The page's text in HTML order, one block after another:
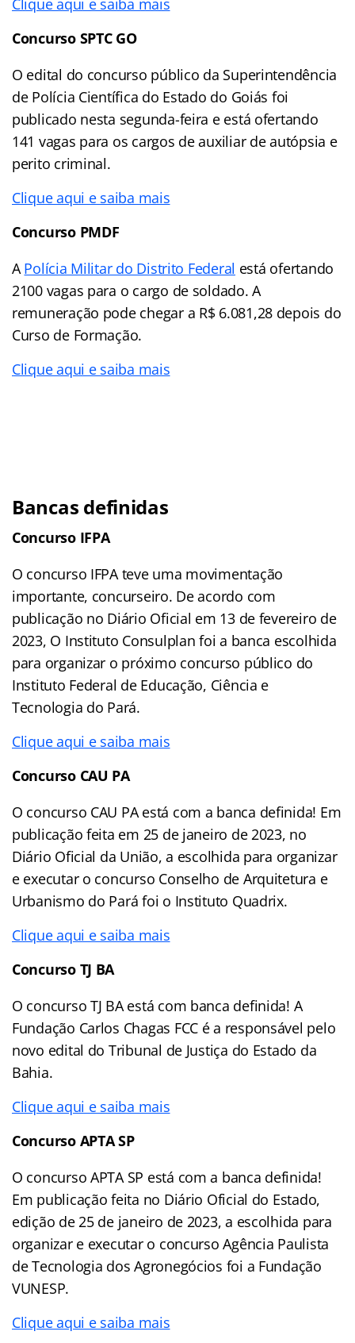
Clique aqui e saiba mais
Concurso SPTC GO
O edital do concurso público da Superintendência
de Polícia Científica do Estado do Goiás foi
publicado nesta segunda-feira e está ofertando
141 vagas para os cargos de auxiliar de autópsia e
perito criminal.
Clique aqui e saiba mais
Concurso PMDF
APolícia Militar do Distrito Federal está ofertando
2100 vagas para o cargo de soldado. A
remuneração pode chegar a R$ 6.081,28 depois do
Curso de Formação.
Clique aqui e saiba mais
Bancas definidas
Concurso IFPA
O concurso IFPA teve uma movimentação
importante, concurseiro. De acordo com
publicação no Diário Oficial em 13 de fevereiro de
2023, O Instituto Consulplan foi a banca escolhida
para organizar o próximo concurso público do
Instituto Federal de Educação, Ciência e
Tecnologia do Pará.
Clique aqui e saiba mais
Concurso CAU PA
O concurso CAU PA está com a banca definida! Em
publicação feita em 25 de janeiro de 2023, no
Diário Oficial da União, a escolhida para organizar
e executar o concurso Conselho de Arquitetura e
Urbanismo do Pará foi o Instituto Quadrix.
Clique aqui e saiba mais
Concurso TJ BA
O concurso TJ BA está com banca definida! A
Fundação Carlos Chagas FCC é a responsável pelo
novo edital do Tribunal de Justiça do Estado da
Bahia.
Clique aqui e saiba mais
Concurso APTA SP
O concurso APTA SP está com a banca definida!
Em publicação feita no Diário Oficial do Estado,
edição de 25 de janeiro de 2023, a escolhida para
organizar e executar o concurso Agência Paulista
de Tecnologia dos Agronegócios foi a Fundação
VUNESP.
Clique aqui e saiba mais